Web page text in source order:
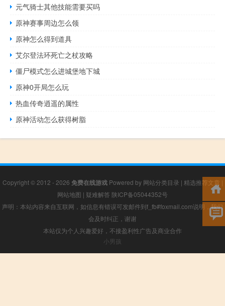
元气骑士其他技能需要买吗
原神赛事周边怎么领
原神怎么得到道具
艾尔登法环死亡之杖攻略
僵尸模式怎么进城堡地下城
原神0开局怎么玩
热血传奇逍遥的属性
原神活动怎么获得树脂
Copyright © 2012 - 2026 免费在线游戏Powered by 网站分类目录 | 精选推荐文章 |
网站地图 | 疑难解答 陕ICP备05044352号
声明：本站内容来自互联网，如信息有错误可发邮件到f_fb#foxmail.com说明，我们
会及时纠正，谢谢
本站仅为个人兴趣爱好，不接盈利性广告及商业合作
小男孩